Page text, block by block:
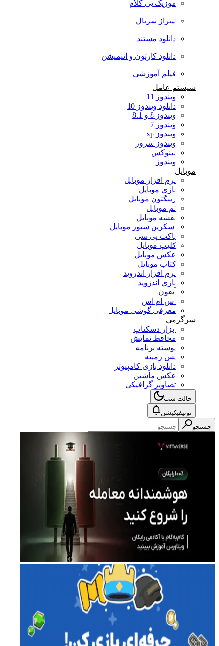
موزیک بی کلام
تیتراژ سریال
دانلود مستند
دانلود کارتون و انیمیشن
فیلم آموزشی
سیستم عامل
ویندوز 11
دانلود ویندوز 10
ویندوز 8 و 8.1
ویندوز 7
ویندوز xp
ویندوز سرور
لینوکس
ویندوز
موبایل
نرم افزار موبایل
بازی موبایل
رینگتون موبایل
تم موبایل
نقشه موبایل
اسکرین سیور موبایل
پاکت پی سی
کلیپ موبایل
عکس موبایل
کتاب موبایل
نرم افزار اندروید
بازی اندروید
آیفون
اس ام اس
معرفی گوشی موبایل
سرگرمی
ابزار دسکتاپ
محافظ نمایش
پوسته برنامه
پس زمینه
دانلود بازی کامپیوتر
عکس ماشین
تصاویر گرافیکی
حالت شب
نوتیفیکیشن
جستجو